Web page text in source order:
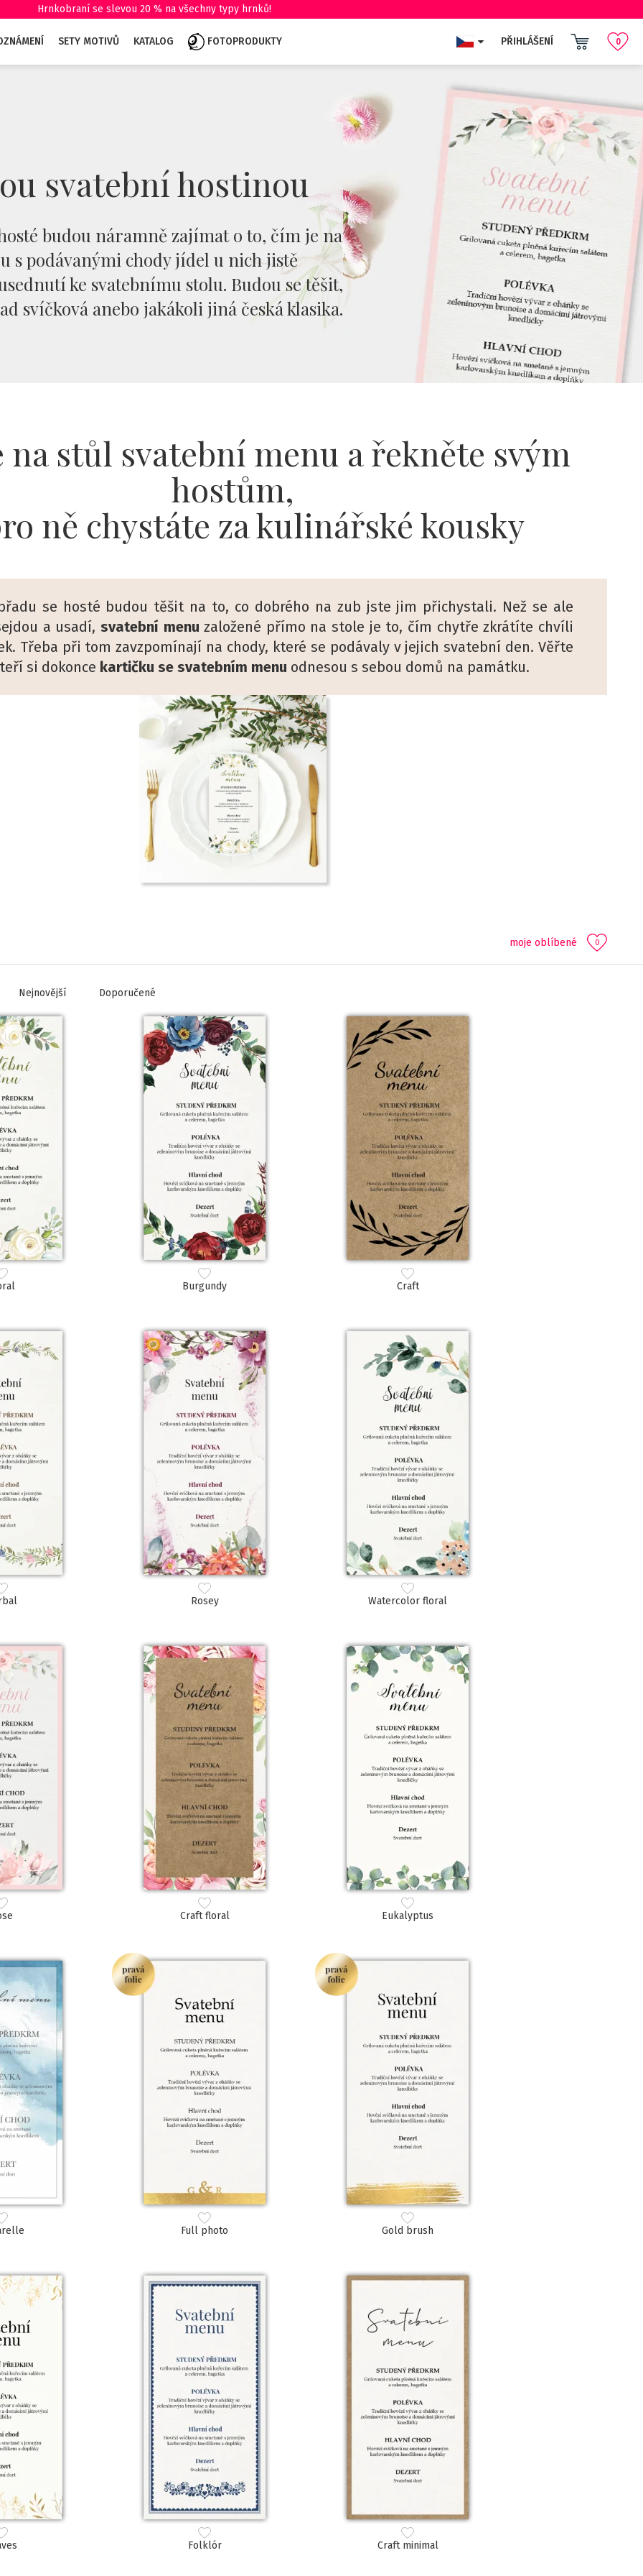
Hrnkobraní se slevou 20 % na všechny typy hrnků!
SETY MOTIVŮ KATALOG FOTOPRODUKTY PŘIHLÁŠENÍ 0
svatební hostinou
budou náramně zajímat o to, čím je na
s podávanými chody jídel u nich jistě
ke svatebnímu stolu. Budou se těšit,
svíčková anebo jakákoli jiná česká klasika.
na stůl svatební menu a řekněte svým
hostům,
ně chystáte za kulinářské kousky
se hosté budou těšit na to, co dobrého na zub jste jim přichystali. Než se ale
a usadí, svatební menu založené přímo na stole je to, čím chytře zkrátíte chvíli
Třeba při tom zavzpomínají na chody, které se podávaly v jejich svatební den. Věřte
si dokonce kartičku se svatebním menu odnesou s sebou domů na památku.
0
moje oblíbené
Nejnovější Doporučené
Burgundy Craft
Rosey Watercolor floral
Craft floral Eukalyptus
Full photo Gold brush
Folklór Craft minimal